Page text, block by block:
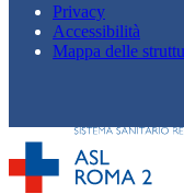
Privacy
Accessibilità
Mappa delle